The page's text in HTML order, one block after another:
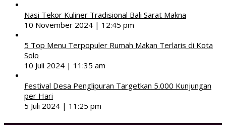
Nasi Tekor Kuliner Tradisional Bali Sarat Makna
10 November 2024 | 12:45 pm
5 Top Menu Terpopuler Rumah Makan Terlaris di Kota
Solo
10 Juli 2024 | 11:35 am
Festival Desa Penglipuran Targetkan 5.000 Kunjungan
per Hari
5 Juli 2024 | 11:25 pm